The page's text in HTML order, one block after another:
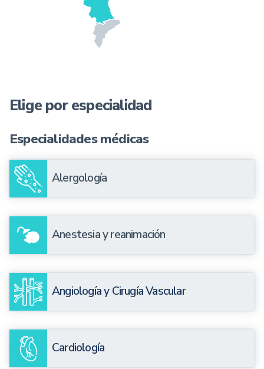
Elige por especialidad
Especialidades médicas
Alergología
Anestesia y reanimación
Angiología y Cirugía Vascular
Cardiología